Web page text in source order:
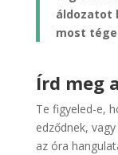
áldozatot
most
Írd meg
Te figyeled-e,
edződnek,
az óra